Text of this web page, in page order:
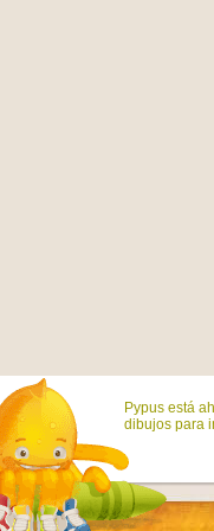
Pypus está
dibujos para